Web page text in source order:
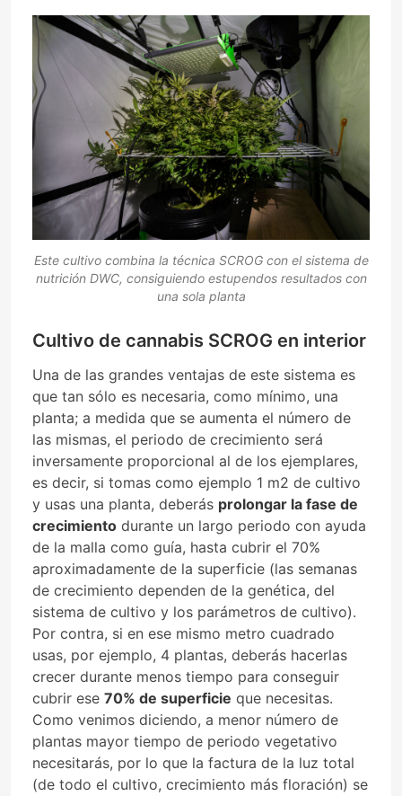
Este cultivo combina la técnica SCROG con el sistema de
nutrición DWC, consiguiendo estupendos resultados con
una sola planta
Cultivo de cannabis SCROG en interior
Una de las grandes ventajas de este sistema es
que tan sólo es necesaria, como mínimo, una
planta; a medida que se aumenta el número de
las mismas, el periodo de crecimiento será
inversamente proporcional al de los ejemplares,
es decir, si tomas como ejemplo 1 m2 de cultivo
y usas una planta, deberás prolongar la fase de
crecimiento durante un largo periodo con ayuda
de la malla como guía, hasta cubrir el 70%
aproximadamente de la superficie (las semanas
de crecimiento dependen de la genética, del
sistema de cultivo y los parámetros de cultivo).
Por contra, si en ese mismo metro cuadrado
usas, por ejemplo, 4 plantas, deberás hacerlas
crecer durante menos tiempo para conseguir
cubrir ese 70% de superficie que necesitas.
Como venimos diciendo, a menor número de
plantas mayor tiempo de periodo vegetativo
necesitarás, por lo que la factura de la luz total
(de todo el cultivo, crecimiento más floración) se